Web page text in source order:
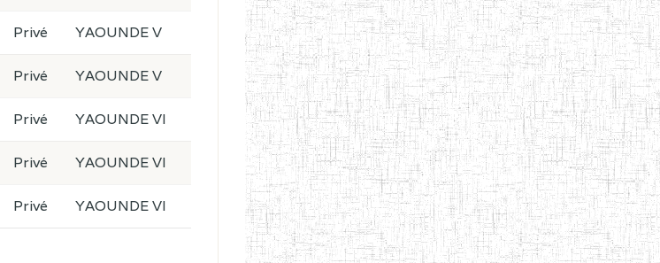
Privé YAOUNDE V
Privé YAOUNDE V
Privé YAOUNDE VI
Privé YAOUNDE VI
Privé YAOUNDE VI